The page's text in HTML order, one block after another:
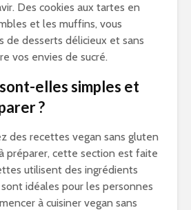
Des cookies aux tartes en
et les muffins, vous
de desserts délicieux et sans
vos envies de sucré.
elles simples et
?
des recettes vegan sans gluten
préparer, cette section est faite
utilisent des ingrédients
idéales pour les personnes
à cuisiner vegan sans